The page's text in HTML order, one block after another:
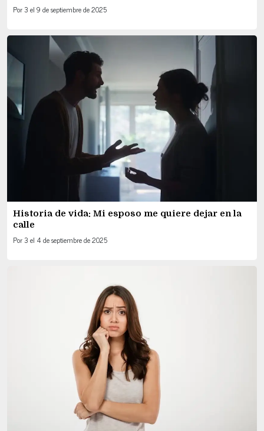
Por3 el 9 de septiembre de 2025
Historia de vida: Mi esposo me quiere dejar en la
calle
Por3 el 4 de septiembre de 2025